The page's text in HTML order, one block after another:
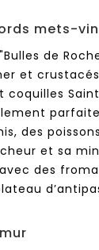
mets-
de
et
des
et sa
des